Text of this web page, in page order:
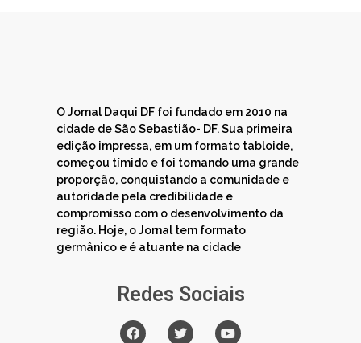
O Jornal Daqui DF foi fundado em 2010 na
cidade de São Sebastião- DF. Sua primeira
edição impressa, em um formato tabloide,
começou tímido e foi tomando uma grande
proporção, conquistando a comunidade e
autoridade pela credibilidade e
compromisso com o desenvolvimento da
região. Hoje, o Jornal tem formato
germânico e é atuante na cidade
Redes Sociais